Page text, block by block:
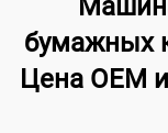
бумажных
Цена OEM